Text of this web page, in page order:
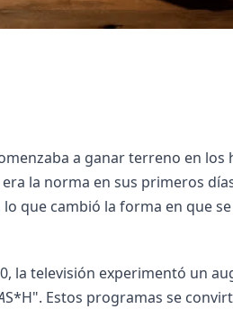
a ganar terreno en
la norma en sus primeros
que cambió la forma en que
la televisión experimentó un
S*H". Estos programas se